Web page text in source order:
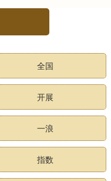
全国
开展
一浪
指数